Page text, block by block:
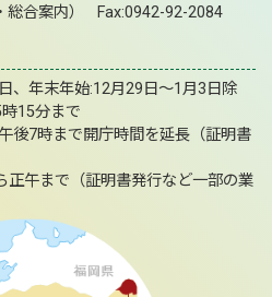
総合案内） Fax:0942-92-2084
、年末年始:12月29日～1月3日除
15分まで
後7時まで開庁時間を延長（証明書
正午まで（証明書発行など一部の業